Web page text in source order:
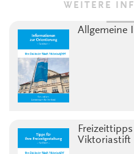
WEITERE
Allgemeine
Viktoriastift